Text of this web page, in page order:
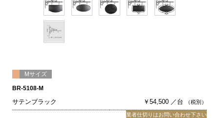
Mサイズ
BR-5108-M
サテンブラック ￥54,500 ／台 （税別）
業者仕切りはお問い合わせ下さい